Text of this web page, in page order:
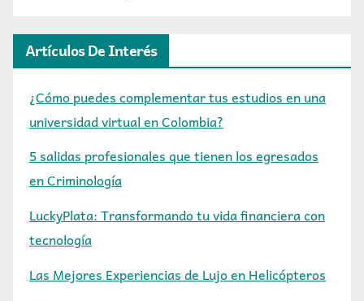
Artículos De Interés
¿Cómo puedes complementar tus estudios en una
universidad virtual en Colombia?
5 salidas profesionales que tienen los egresados
en Criminología
LuckyPlata: Transformando tu vida financiera con
tecnología
Las Mejores Experiencias de Lujo en Helicópteros